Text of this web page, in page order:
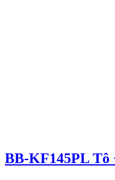
BB-KF145PL Tô